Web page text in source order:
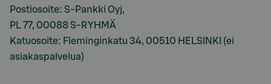
Postiosoite: S-Pankki Oyj,
PL 77, 00088 S-RYHMÄ
Katuosoite: Fleminginkatu 34, 00510 HELSINKI (ei
asiakaspalvelua)